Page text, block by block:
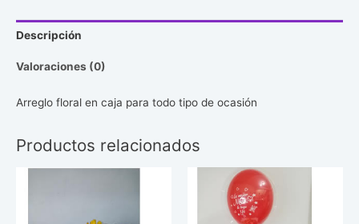
cantidad
Descripción
Valoraciones (0)
Arreglo floral en caja para todo tipo de ocasión
Productos relacionados